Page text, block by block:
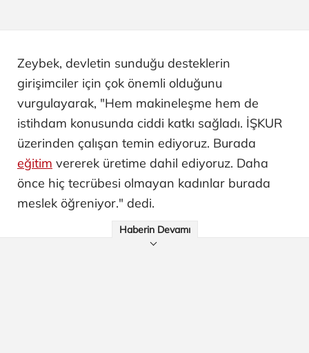
Zeybek, devletin sunduğu desteklerin
girişimciler için çok önemli olduğunu
vurgulayarak, "Hem makineleşme hem de
istihdam konusunda ciddi katkı sağladı. İŞKUR
üzerinden çalışan temin ediyoruz. Burada
eğitim vererek üretime dahil ediyoruz. Daha
önce hiç tecrübesi olmayan kadınlar burada
meslek öğreniyor." dedi.
Haberin Devamı